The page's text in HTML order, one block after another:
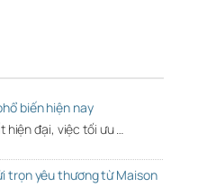
biến hiện nay
hiện đại, việc tối ưu …
trọn yêu thương từ Maison